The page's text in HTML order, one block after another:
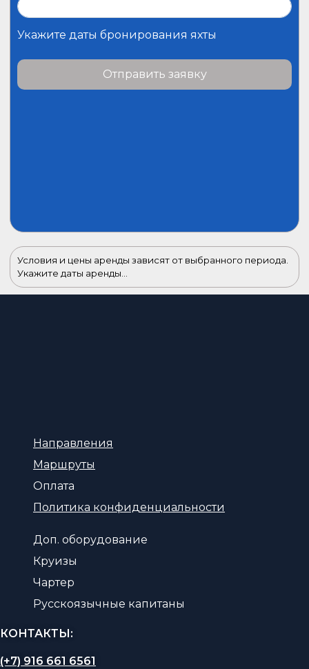
Укажите даты бронирования яхты
Отправить заявку
Условия и цены аренды зависят от выбранного периода.
Укажите даты аренды...
Направления
Маршруты
Оплата
Политика конфиденциальности
Доп. оборудование
Круизы
Чартер
Русскоязычные капитаны
КОНТАКТЫ:
(+7) 916 661 6561